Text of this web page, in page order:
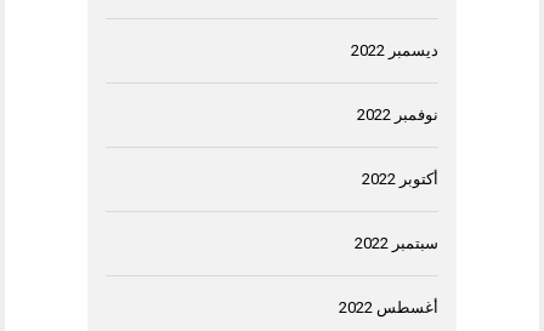
ديسمبر 2022
نوفمبر 2022
أكتوبر 2022
سبتمبر 2022
أغسطس 2022